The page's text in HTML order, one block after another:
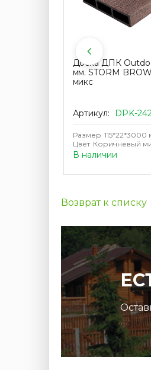
Доска ДПК
мм. STORM
микс
Артикул: DPK-
Размер 115*22*3000
Цвет Коричневый
В наличии
Возврат к списку